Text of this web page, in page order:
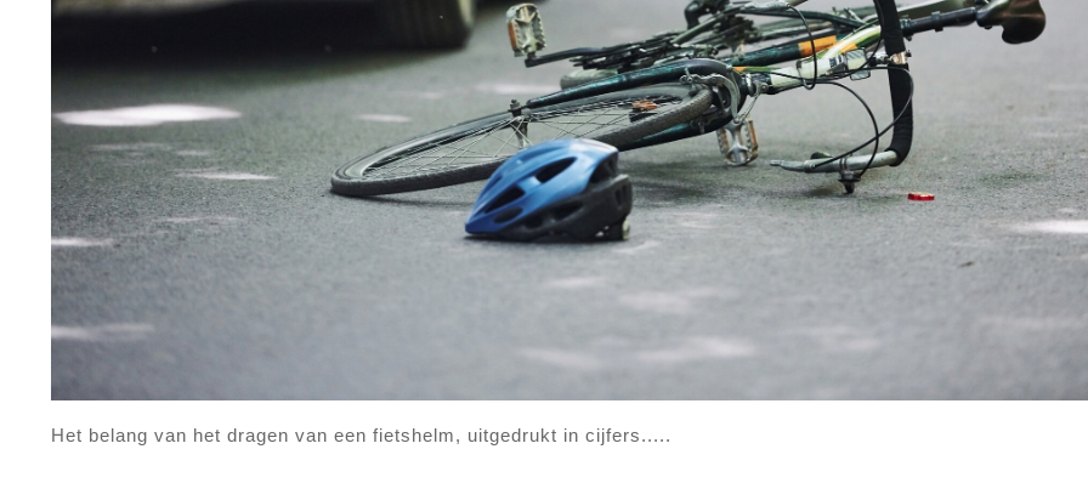
Het belang van het dragen van een fietshelm, uitgedrukt in cijfers.....